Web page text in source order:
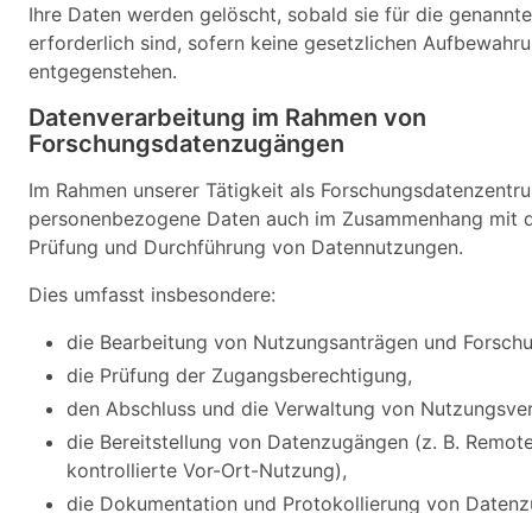
Ihre Daten werden gelöscht, sobald sie für die
erforderlich sind, sofern keine gesetzlichen
entgegenstehen.
Datenverarbeitung im Rahmen von
Forschungsdatenzugängen
Im Rahmen unserer Tätigkeit als
personenbezogene Daten auch im Zusammenhang mit
Prüfung und Durchführung von Datennutzungen.
Dies umfasst insbesondere:
die Bearbeitung von Nutzungsanträgen und
die Prüfung der Zugangsberechtigung,
den Abschluss und die Verwaltung von
die Bereitstellung von Datenzugängen (z. B.
kontrollierte Vor-Ort-Nutzung),
die Dokumentation und Protokollierung von